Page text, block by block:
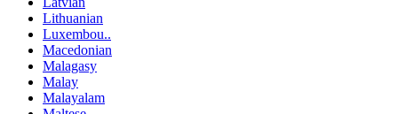
Lithuanian
Luxembou..
Macedonian
Malagasy
Malay
Malayalam